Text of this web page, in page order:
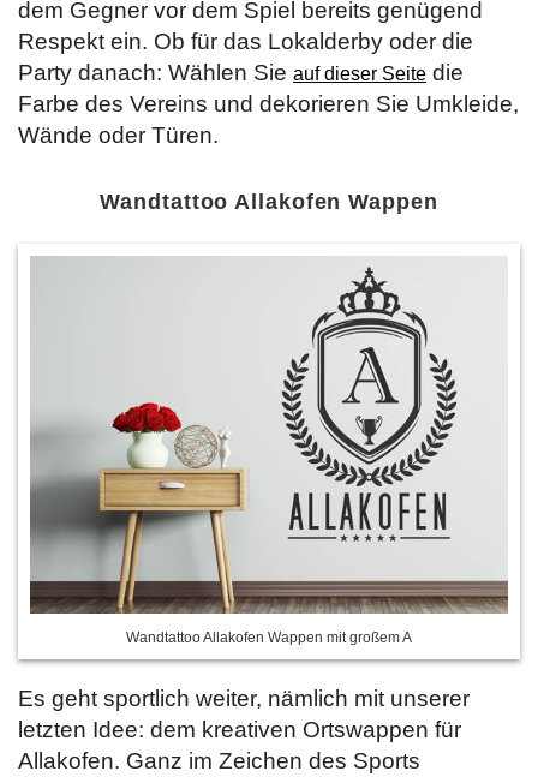
dem Gegner vor dem Spiel bereits genügend
Respekt ein. Ob für das Lokalderby oder die
Party danach: Wählen Sie auf dieser Seite die
Farbe des Vereins und dekorieren Sie Umkleide,
Wände oder Türen.
Wandtattoo Allakofen Wappen
Wandtattoo Allakofen Wappen mit großem A
Es geht sportlich weiter, nämlich mit unserer
letzten Idee: dem kreativen Ortswappen für
Allakofen. Ganz im Zeichen des Sports